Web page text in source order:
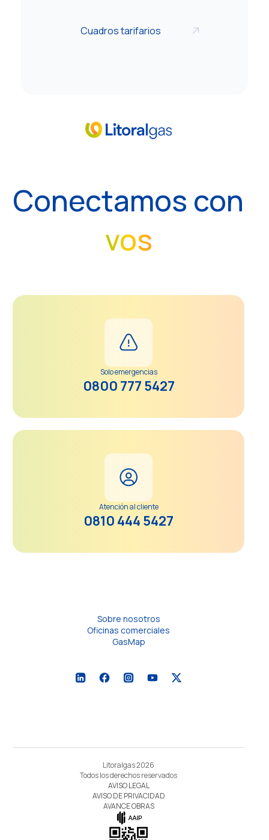
Cuadros tarifarios
Conectamos con
vos
Solo emergencias
0800 777 5427
Atención al cliente
0810 444 5427
Sobre nosotros
Oficinas comerciales
GasMap
Litoralgas 2026
Todos los derechos reservados
AVISO LEGAL
AVISO DE PRIVACIDAD
AVANCE OBRAS